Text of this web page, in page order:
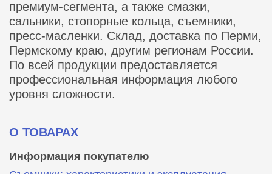
премиум-сегмента, а также смазки,
сальники, стопорные кольца, съемники,
пресс-масленки. Склад, доставка по Перми,
Пермскому краю, другим регионам России.
По всей продукции предоставляется
профессиональная информация любого
уровня сложности.
О ТОВАРАХ
Информация покупателю